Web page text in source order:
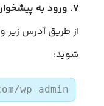
۷. ورود به پیشخوان وردپرس:
از طریق آدرس زیر
شوید:
wp-admin